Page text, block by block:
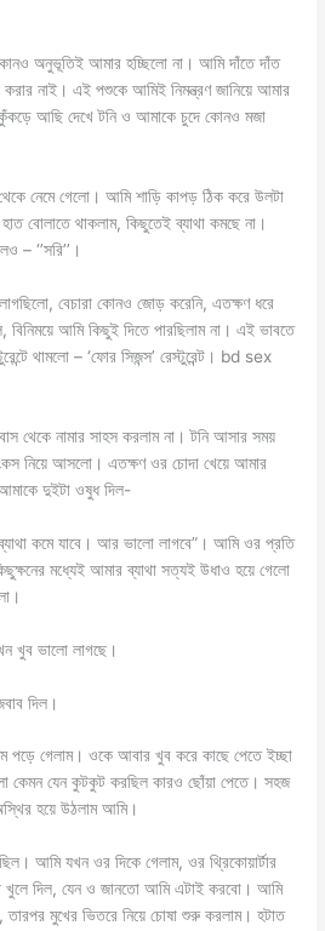
অনুভূতিই আমার হচ্ছিলো না। আমি দাঁতে দাঁত
নাই। এই পশুকে আমিই নিমন্ত্রণ জানিয়ে আমার
আছি দেখে টনি ও আমাকে চুদে কোনও মজা
নেমে গেলো। আমি শাড়ি কাপড় ঠিক করে উলটা
বোলাতে থাকলাম, কিছুতেই ব্যাথা কমছে না।
– ‘’সরি’’।
বেচারা কোনও জোড় করেনি, এতক্ষণ ধরে
বিনিময়ে আমি কিছুই দিতে পারছিলাম না। এই ভাবতে
থামলো – ‘ফোর সিজন্স’ রেস্টুরেন্ট। bd sex
থেকে নামার সাহস করলাম না। টনি আসার সময়
নিয়ে আসলো। এতক্ষণ ওর চোদা খেয়ে আমার
দুইটা ওষুধ দিল-
ব্যাথা কমে যাবে। আর ভালো লাগবে”। আমি ওর প্রতি
মধ্যেই আমার ব্যাথা সত্যই উধাও হয়ে গেলো
খুব ভালো লাগছে।
দিল।
পড়ে গেলাম। ওকে আবার খুব করে কাছে পেতে ইচ্ছা
কেমন যেন কুটকুট করছিল কারও ছোঁয়া পেতে। সহজ
হয়ে উঠলাম আমি।
আমি যখন ওর দিকে গেলাম, ওর থ্রিকোয়ার্টার
খুলে দিল, যেন ও জানতো আমি এটাই করবো। আমি
তারপর মুখের ভিতরে নিয়ে চোষা শুরু করলাম। হটাত